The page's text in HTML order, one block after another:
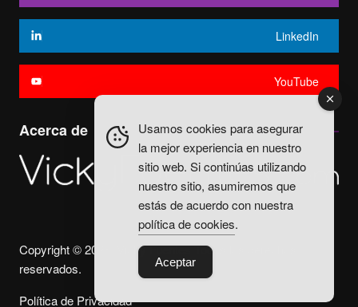
LinkedIn
YouTube
Acerca de
Copyright © 2025. Vicky Fuentes Todos los derechos
reservados.
Política de Privacidad
Usamos cookies para asegurar
la mejor experiencia en nuestro
sitio web. Si continúas utilizando
nuestro sitio, asumiremos que
estás de acuerdo con nuestra
política de cookies.
Aceptar